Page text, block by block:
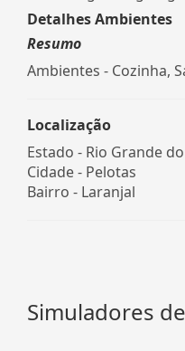
Detalhes Ambientes
Resumo
Ambientes - Cozinha,
Localização
Estado - Rio Grande
Cidade - Pelotas
Bairro - Laranjal
Simuladores de